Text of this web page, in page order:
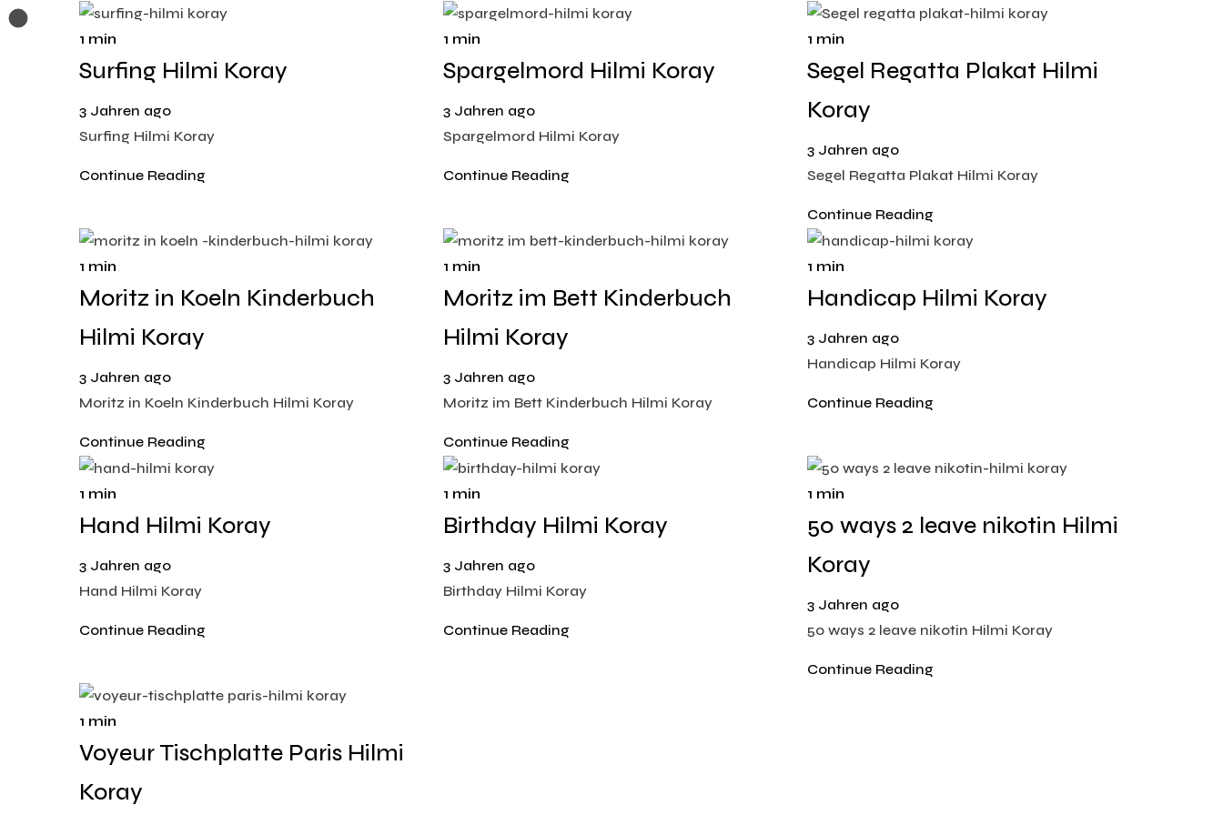
1 min
Surfing Hilmi Koray
3 Jahren ago
Surfing Hilmi Koray
Continue Reading
1 min
Spargelmord Hilmi Koray
3 Jahren ago
Spargelmord Hilmi Koray
Continue Reading
1 min
Segel Regatta Plakat Hilmi
Koray
3 Jahren ago
Segel Regatta Plakat Hilmi Koray
Continue Reading
1 min
Moritz in Koeln Kinderbuch
Hilmi Koray
3 Jahren ago
Moritz in Koeln Kinderbuch Hilmi Koray
Continue Reading
1 min
Moritz im Bett Kinderbuch
Hilmi Koray
3 Jahren ago
Moritz im Bett Kinderbuch Hilmi Koray
Continue Reading
1 min
Handicap Hilmi Koray
3 Jahren ago
Handicap Hilmi Koray
Continue Reading
1 min
Hand Hilmi Koray
3 Jahren ago
Hand Hilmi Koray
Continue Reading
1 min
Birthday Hilmi Koray
3 Jahren ago
Birthday Hilmi Koray
Continue Reading
1 min
50 ways 2 leave nikotin Hilmi
Koray
3 Jahren ago
50 ways 2 leave nikotin Hilmi Koray
Continue Reading
1 min
Voyeur Tischplatte Paris Hilmi
Koray